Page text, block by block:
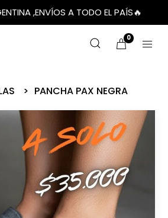
,ENVÍOS A TODO EL PAÍS🔥
0
PANCHA PAX NEGRA